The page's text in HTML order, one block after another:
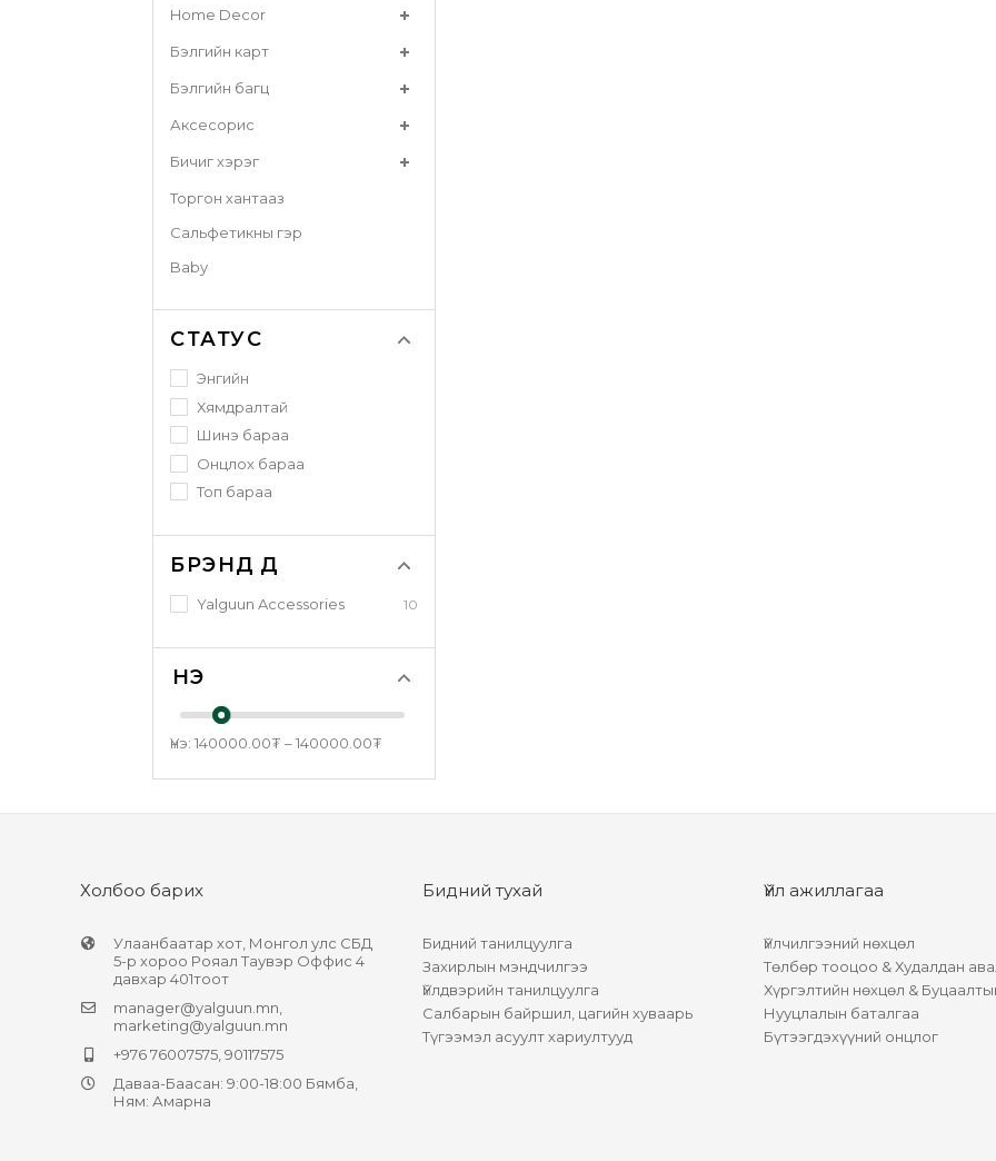
Home Decor
Бэлгийн карт
Бэлгийн багц
Аксесорис
Бичиг хэрэг
Торгон хантааз
Сальфетикны гэр
Baby
СТАТУС
Энгийн
Хямдралтай
Шинэ бараа
Онцлох бараа
Топ бараа
БРЭНДҮҮД
Yalguun Accessories 10
ҮНЭ
Үнэ: 140000.00₮ –140000.00₮
Холбоо барих
Улаанбаатар хот, Монгол улс СБД
5-р хороо Рояал Таувэр Оффис 4
давхар 401тоот
manager@yalguun.mn
marketing@yalguun.mn
+976 76007575, 90117575
Даваа-Баасан: 9:00-18:00 Бямба,
Ням: Амарна
Бидний тухай
Бидний танилцуулга
Захирлын мэндчилгээ
Үйлдвэрийн танилцуулга
Салбарын байршил, цагийн хуваарь
Түгээмэл асуулт хариултууд
Үйл ажиллагаа
Үйлчилгээний нөхцөл
Төлбөр тооцоо & Худалдан
Хүргэлтийн нөхцөл &
Нууцлалын баталгаа
Бүтээгдэхүүний онцлог